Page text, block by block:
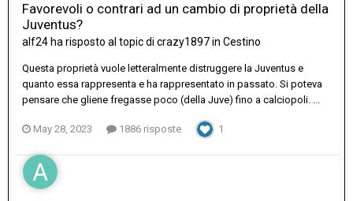
Favorevoli o contrari ad un cambio di proprietà della
Juventus?
alf24 ha risposto al topic di crazy1897in Cestino
Questa proprietà vuole letteralmente distruggere la Juventus e
quanto essa rappresenta e ha rappresentato in passato. Si poteva
pensare che gliene fregasse poco (della Juve) fino a calciopoli. ...
May 28, 2023 1886 risposte 1